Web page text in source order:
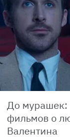
До мурашек:
фильмов о
Валентина